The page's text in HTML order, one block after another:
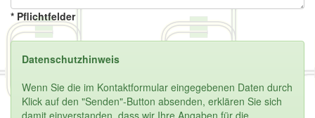
* Pflichtfelder
Datenschutzhinweis
Wenn Sie die im Kontaktformular eingegebenen Daten durch
Klick auf den "Senden"-Button absenden, erklären Sie sich
damit einverstanden, dass wir Ihre Angaben für die